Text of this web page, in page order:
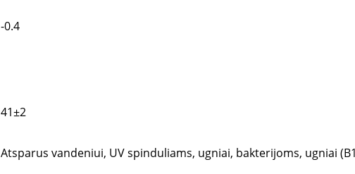
-0.4
41±2
Atsparus vandeniui, UV spinduliams, ugniai, bakterijoms, ugniai